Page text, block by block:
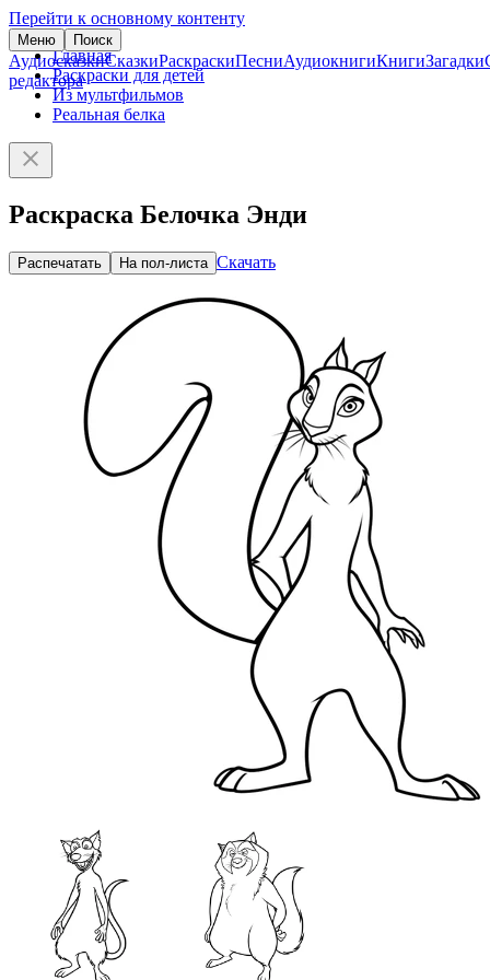
Перейти к основному контенту
Меню Поиск
АудиосказкиСказкиРаскраскиПесниАудиокнигиКнигиЗагадки
редактора
Главная
Раскраски для детей
Из мультфильмов
Реальная белка
Раскраска Белочка Энди
Распечатать На пол-листа Скачать